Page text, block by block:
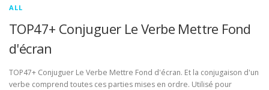
ALL
TOP47+ Conjuguer Le Verbe Mettre Fond
d'écran
TOP47+ Conjuguer Le Verbe Mettre Fond d'écran. Et la conjugaison d'un
verbe comprend toutes ces parties mises en ordre. Utilisé pour